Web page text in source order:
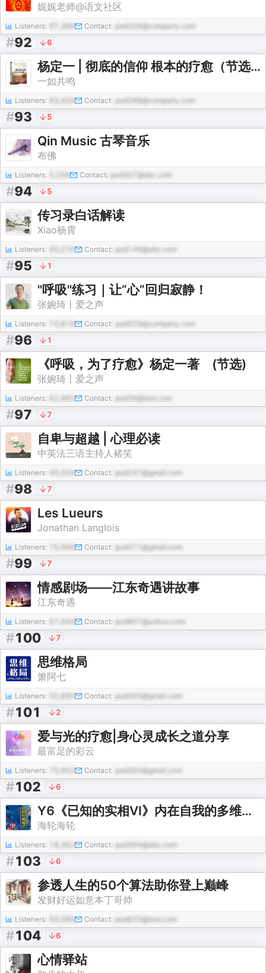
娓娓老师@语文社区
Listeners: Contact: pod326@company.com
#92 6
杨定一 | 彻底的信仰 根本的疗愈（节选）
一如共鸣
Listeners: 63,434 Contact: pod288@company.com
#93 5
Qin Music 古琴音乐
布佛
Listeners: Contact: pod307@abc.com
#94 5
传习录白话解读
Xiao杨霄
Listeners: Contact: pod146@abc.com
#95 1
"呼吸"练习｜让“心”回归寂静！
张婉琦丨爱之声
Listeners: Contact: pod529@company.com
#96 1
《呼吸，为了疗愈》杨定一著 (节选)
张婉琦丨爱之声
Listeners: Contact: pod36@test.com
#97 7
自卑与超越 | 心理必读
中英法三语主持人褚笑
Listeners: 40,204 Contact: pod247@gmail.com
#98 7
Les Lueurs
Jonathan Langlois
Listeners: Contact: pod311@gmail.com
#99 7
情感剧场——江东奇遇讲故事
江东奇遇
Listeners: 61,544 Contact: pod807@yahoo.com
#100 7
思维格局
箫阿七
Listeners: Contact: pod393@gmail.com
#101 2
爱与光的疗愈|身心灵成长之道分享
最富足的彩云
Listeners: Contact: pod300@gmail.com
#102 6
Y6《已知的实相VI》内在自我的多维结构和运作方式
海轮海轮
Listeners: Contact: pod364@abc.com
#103 6
参透人生的50个算法助你登上巅峰
发财好运如意本丁哥帅
Listeners: Contact: pod833@test.com
#104 6
心情驿站